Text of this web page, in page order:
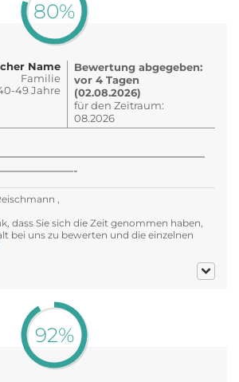
80%
Name
Familie
49 Jahre
Bewertung abgegeben:
vor 4 Tagen
(02.08.2026)
für den Zeitraum:
08.2026
,
dass Sie sich die Zeit genommen haben,
bei uns zu bewerten und die einzelnen
92%